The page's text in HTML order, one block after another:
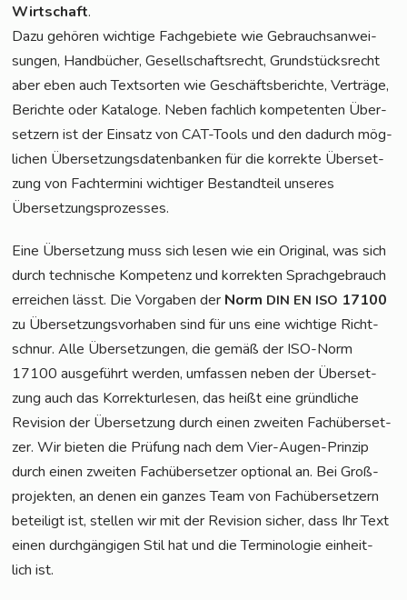
Wirt­schaft.
Dazu gehö­ren wich­ti­ge Fach­ge­bie­te wie Gebrauchs­an­wei­
sun­gen, Hand­bü­cher, Gesell­schafts­recht, Grund­stücks­recht
aber eben auch Text­sor­ten wie Geschäfts­be­rich­te, Ver­trä­ge,
Berich­te oder Kata­lo­ge. Neben fach­lich kom­pe­ten­ten Über­
set­zern ist der Ein­satz von CAT-Tools und den dadurch mög­
li­chen Über­set­zungs­da­ten­ban­ken für die kor­rek­te Über­set­
zung von Fach­ter­mi­ni wich­ti­ger Bestand­teil unse­res
Übersetzungsprozesses.
Eine Über­set­zung muss sich lesen wie ein Ori­gi­nal, was sich
durch tech­ni­sche Kom­pe­tenz und kor­rek­ten Sprach­ge­brauch
errei­chen lässt. Die Vor­ga­ben der Norm DIN EN ISO 17100
zu Über­set­zungs­vor­ha­ben sind für uns eine wich­ti­ge Richt­
schnur. Alle Über­set­zun­gen, die gemäß der ISO-Norm
17100 aus­ge­führt wer­den, umfas­sen neben der Über­set­
zung auch das Kor­rek­tur­le­sen, das heißt eine gründ­li­che
Revi­si­on der Über­set­zung durch einen zwei­ten Fach­über­set­
zer. Wir bie­ten die Prü­fung nach dem Vier-Augen-Prin­zip
durch einen zwei­ten Fach­über­set­zer optio­nal an. Bei Groß­
pro­jek­ten, an denen ein gan­zes Team von Fach­über­set­zern
betei­ligt ist, stel­len wir mit der Revi­si­on sicher, dass Ihr Text
einen durch­gän­gi­gen Stil hat und die Ter­mi­no­lo­gie ein­heit­
lich ist.